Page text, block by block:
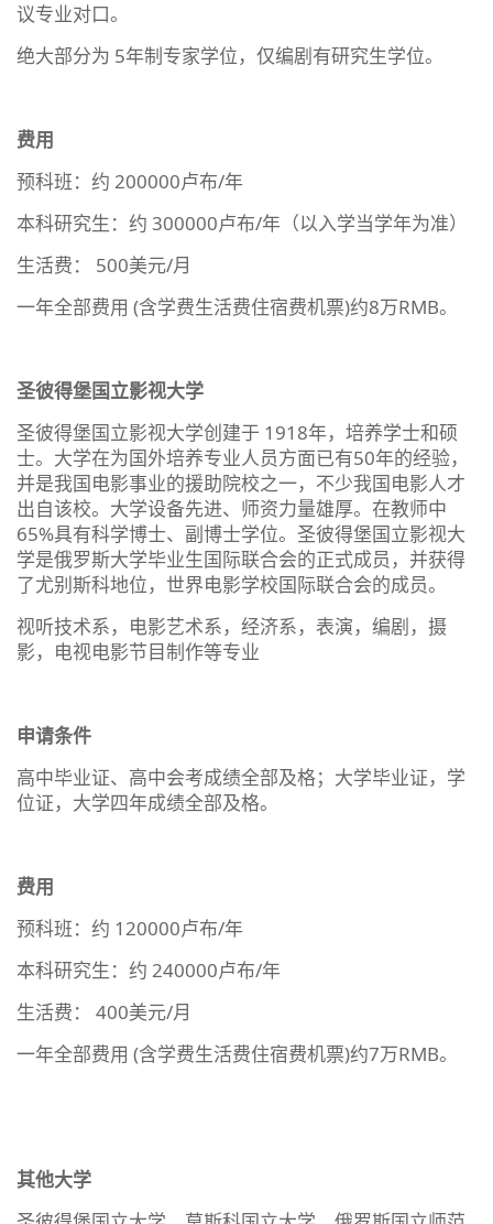
议专业对口。
绝大部分为 5年制专家学位，仅编剧有研究生学位。
费用
预科班：约 200000卢布/年
本科研究生：约 300000卢布/年（以入学当学年为准）
生活费： 500美元/月
一年全部费用 (含学费生活费住宿费机票)约8万RMB。
圣彼得堡国立影视大学
圣彼得堡国立影视大学创建于 1918年，培养学士和硕
士。大学在为国外培养专业人员方面已有50年的经验，
并是我国电影事业的援助院校之一，不少我国电影人才
出自该校。大学设备先进、师资力量雄厚。在教师中
65%具有科学博士、副博士学位。圣彼得堡国立影视大
学是俄罗斯大学毕业生国际联合会的正式成员，并获得
了尤别斯科地位，世界电影学校国际联合会的成员。
视听技术系，电影艺术系，经济系，表演，编剧，摄
影，电视电影节目制作等专业
申请条件
高中毕业证、高中会考成绩全部及格；大学毕业证，学
位证，大学四年成绩全部及格。
费用
预科班：约 120000卢布/年
本科研究生：约 240000卢布/年
生活费： 400美元/月
一年全部费用 (含学费生活费住宿费机票)约7万RMB。
其他大学